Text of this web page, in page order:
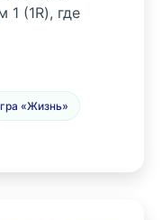
(1R), где
«Жизнь»